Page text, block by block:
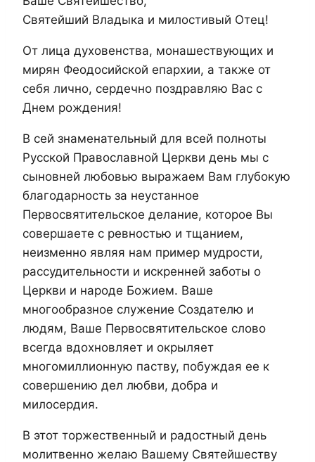
Святейший Владыка и милостивый Отец!
От лица духовенства, монашествующих и
мирян Феодосийской епархии, а также от
себя лично, сердечно поздравляю Вас с
Днем рождения!
В сей знаменательный для всей полноты
Русской Православной Церкви день мы с
сыновней любовью выражаем Вам глубокую
благодарность за неустанное
Первосвятительское делание, которое Вы
совершаете с ревностью и тщанием,
неизменно являя нам пример мудрости,
рассудительности и искренней заботы о
Церкви и народе Божием. Ваше
многообразное служение Создателю и
людям, Ваше Первосвятительское слово
всегда вдохновляет и окрыляет
многомиллионную паству, побуждая ее к
совершению дел любви, добра и
милосердия.
В этот торжественный и радостный день
молитвенно желаю Вашему Святейшеству